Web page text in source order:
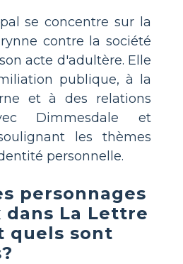
se concentre sur la
contre la société
acte d'adultère. Elle
publique, à la
et à des relations
Dimmesdale et
les thèmes
personnelle.
personnages
dans La Lettre
quels sont